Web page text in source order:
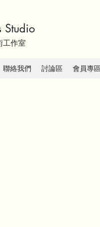
Studio
工作室
聯絡我們 討論區 會員專